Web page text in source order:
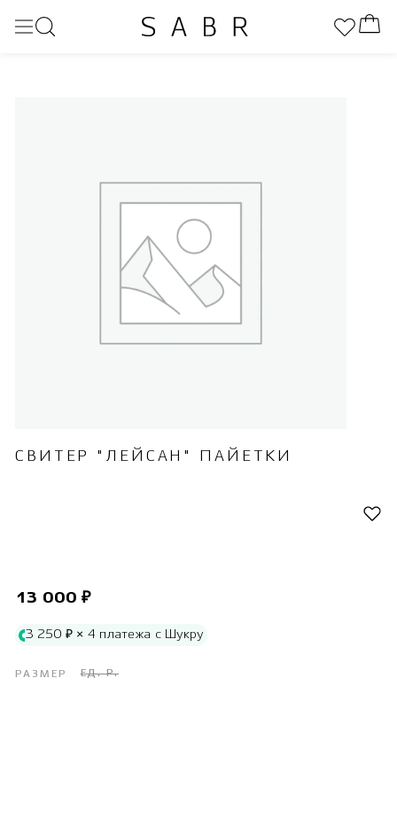
СВИТЕР "ЛЕЙСАН" ПАЙЕТКИ
13 000 ₽
3 250 ₽ × 4 платежа с Шукру
РАЗМЕР ЕД. Р.